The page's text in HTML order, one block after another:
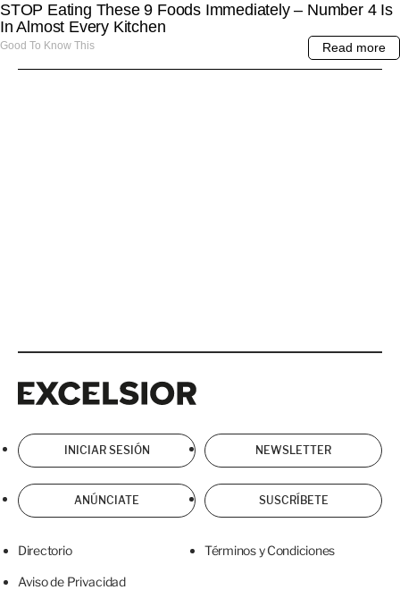
INICIAR SESIÓN NEWSLETTER
ANÚNCIATE SUSCRÍBETE
Directorio Términos y Condiciones
Aviso de Privacidad